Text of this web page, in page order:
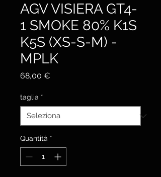
AGV VISIERA GT4-
1 SMOKE 80% K1S
K5S (XS-S-M) -
MPLK
68,00 €
taglia *
Quantità *